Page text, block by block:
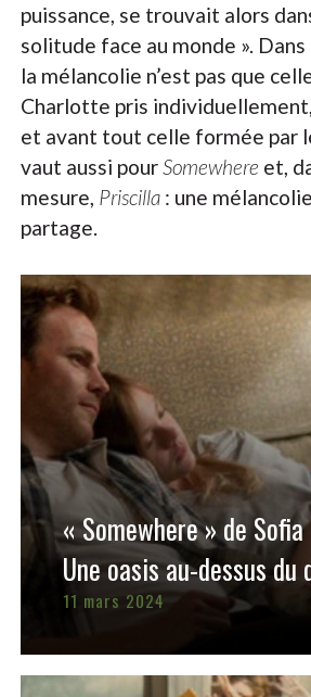
puissance, se trouvait alors
solitude face au monde ». Dans
la mélancolie n’est pas que
Charlotte pris
et avant tout celle formée par
vaut aussi pourSomewhere et,
mesure, Priscilla : une
partage.
« Somewhere » de Sofia
Une oasis au-dessus du
11 mars 2024